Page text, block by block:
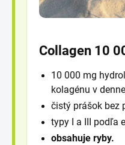
Collagen 10
10 000 mg
kolagénu v
čistý prášok bez
typy I a III podľa
obsahuje ryby.